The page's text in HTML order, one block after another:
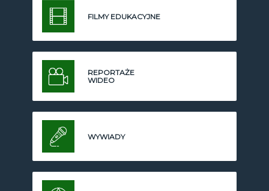
FILMY EDUKACYJNE
REPORTAŻE
WIDEO
WYWIADY